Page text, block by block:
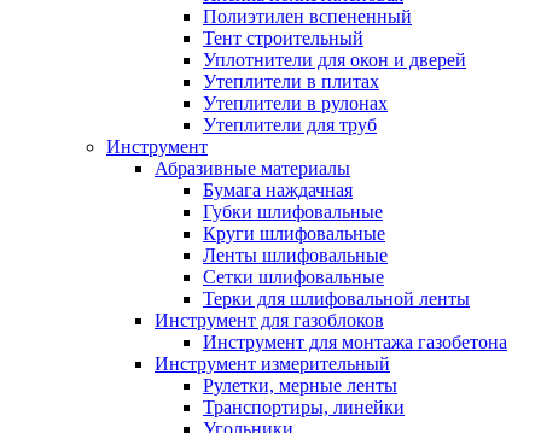
Полиэтилен вспененный
Тент строительный
Уплотнители для окон и дверей
Утеплители в плитах
Утеплители в рулонах
Утеплители для труб
Инструмент
Абразивные материалы
Бумага наждачная
Губки шлифовальные
Круги шлифовальные
Ленты шлифовальные
Сетки шлифовальные
Терки для шлифовальной ленты
Инструмент для газоблоков
Инструмент для монтажа газобетона
Инструмент измерительный
Рулетки, мерные ленты
Транспортиры, линейки
Угольники